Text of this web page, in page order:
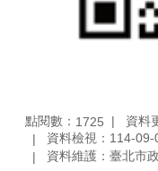
點閱數： 1725
資料
資料檢視：114-09-
資料維護：臺北市